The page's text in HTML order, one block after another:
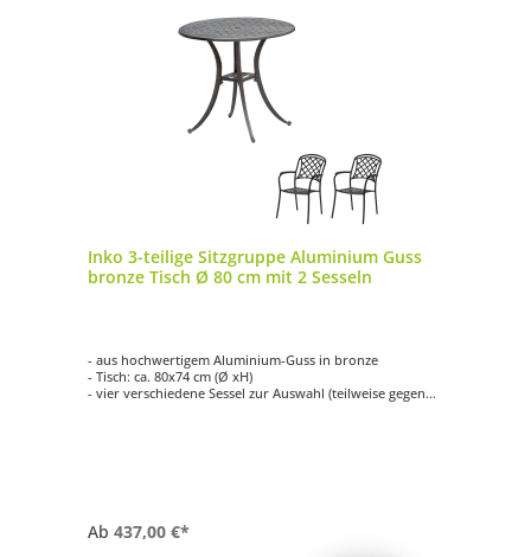
Inko 3-teilige Sitzgruppe Aluminium Guss
bronze Tisch Ø 80 cm mit 2 Sesseln
- aus hochwertigem Aluminium-Guss in bronze
- Tisch: ca. 80x74 cm (Ø xH)
- vier verschiedene Sessel zur Auswahl (teilweise gegen
Ab 437,00 €*